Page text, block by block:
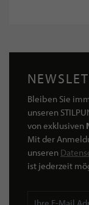
Bleiben Sie
unseren
von exklusiven
Mit der
unseren
ist jederzeit